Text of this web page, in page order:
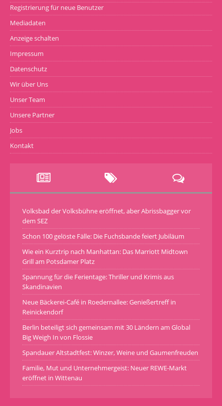
Registrierung für neue Benutzer
Mediadaten
Anzeige schalten
Impressum
Datenschutz
Wir über Uns
Unser Team
Unsere Partner
Jobs
Kontakt
Volksbad der Volksbühne eröffnet, aber Abrissbagger vor
dem SEZ
Schon 100 gelöste Fälle: Die Fuchsbande feiert Jubiläum
Wie ein Kurztrip nach Manhattan: Das Marriott Midtown
Grill am Potsdamer Platz
Spannung für die Ferientage: Thriller und Krimis aus
Skandinavien
Neue Bäckerei-Café in Roedernallee: Genießertreff in
Reinickendorf
Berlin beteiligt sich gemeinsam mit 30 Ländern am Global
Big Weigh In von Flossie
Spandauer Altstadtfest: Winzer, Weine und Gaumenfreuden
Familie, Mut und Unternehmergeist: Neuer REWE-Markt
eröffnet in Wittenau